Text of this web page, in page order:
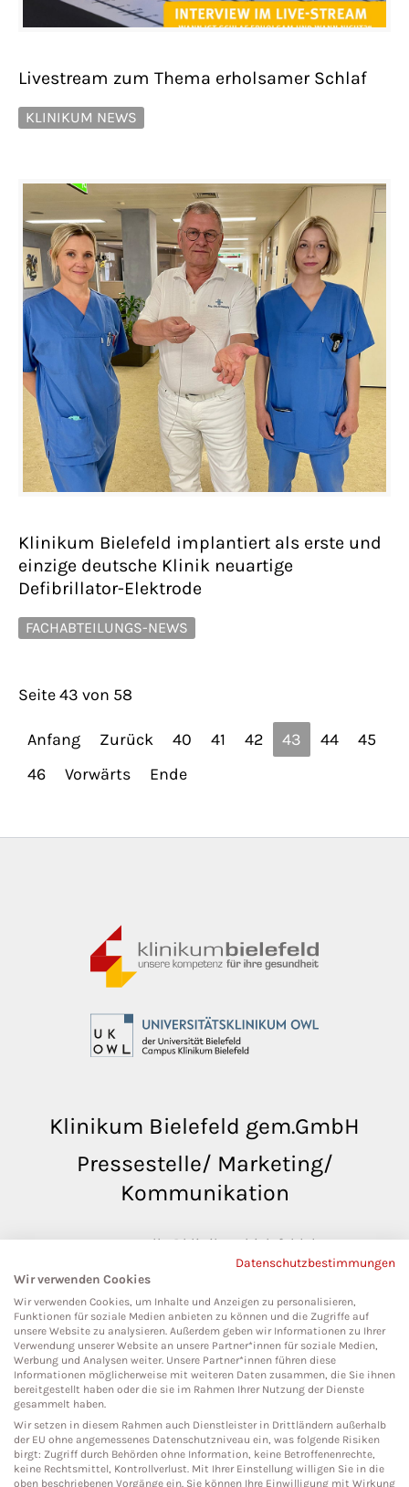
Livestream zum Thema erholsamer Schlaf
KLINIKUM NEWS
Klinikum Bielefeld implantiert als erste und
einzige deutsche Klinik neuartige
Defibrillator-Elektrode
FACHABTEILUNGS-NEWS
Seite 43 von 58
Anfang Zurück 40 41 42 43 44
45
46
Vorwärts Ende
Klinikum Bielefeld gem.GmbH
Pressestelle/ Marketing/
Kommunikation
pressestelle@klinikumbielefeld.de
Teutoburger Str. 50
33604 Bielefeld
Social Media
Datenschutzbestimmungen
Wir verwenden Cookies
Wir verwenden Cookies, um Inhalte und Anzeigen zu personalisieren,
Funktionen für soziale Medien anbieten zu können und die Zugriffe auf
unsere Website zu analysieren. Außerdem geben wir Informationen zu Ihrer
Verwendung unserer Website an unsere Partner*innen für soziale Medien,
Werbung und Analysen weiter. Unsere Partner*innen führen diese
Informationen möglicherweise mit weiteren Daten zusammen, die Sie ihnen
bereitgestellt haben oder die sie im Rahmen Ihrer Nutzung der Dienste
gesammelt haben.
Wir setzen in diesem Rahmen auch Dienstleister in Drittländern außerhalb
der EU ohne angemessenes Datenschutzniveau ein, was folgende Risiken
birgt: Zugriff durch Behörden ohne Information, keine Betroffenenrechte,
keine Rechtsmittel, Kontrollverlust. Mit Ihrer Einstellung willigen Sie in die
oben beschriebenen Vorgänge ein. Sie können Ihre Einwilligung mit Wirkung